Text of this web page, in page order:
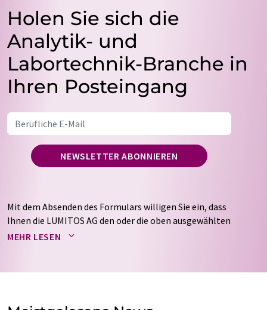
Holen Sie sich die
Analytik- und
Labortechnik-Branche in
Ihren Posteingang
NEWSLETTER ABONNIEREN
Mit dem Absenden des Formulars willigen Sie ein, dass
Ihnen die LUMITOS AG den oder die oben ausgewählten
Newsletter per E-Mail zusendet. Ihre Daten werden
auf Basis unsererDatenschutzerklärung. LUMITOS darf
Meinungsforschung per E-Mail kontaktieren. Ihre
MEHR LESEN